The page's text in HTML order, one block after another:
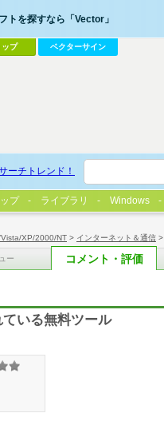
XP/2000/NT > インターネット＆通信 >
ー コメント・評価
いる無料ツール
トを探すなら「Vector」
ップ ベクターサイン
ーチトレンド！
ップ ライブラリ Windows